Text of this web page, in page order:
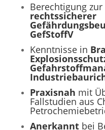
Berechtigung
rechtssicherer
GefStoffV
Kenntnisse in
Praxisnah mit
Fallstudien aus
Anerkanntbei